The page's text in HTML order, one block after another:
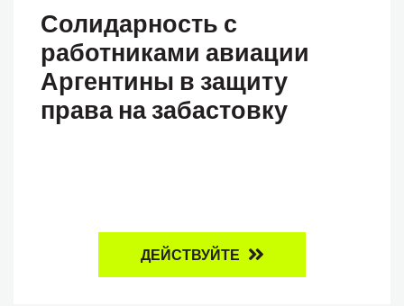
Солидарность с
работниками авиации
Аргентины в защиту
права на забастовку
ДЕЙСТВУЙТЕ